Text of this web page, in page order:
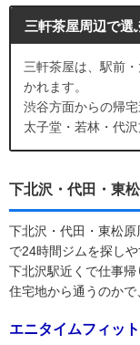
三軒茶屋周辺で選
三軒茶屋は、駅前
かれます。
渋谷方面からの帰
太子堂・若林・代
下北沢・代田・東
下北沢・代田・東松
で24時間ジムを探しや
下北沢駅近くで仕事
住宅地から通うのかで
エニタイムフィッ